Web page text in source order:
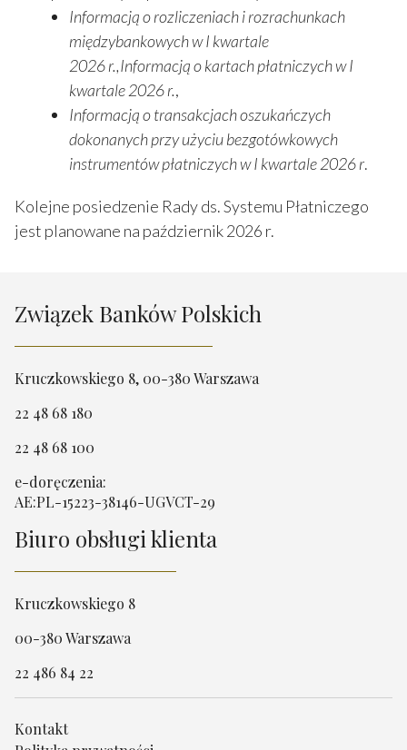
Informacją o rozliczeniach i rozrachunkach
międzybankowych w I kwartale
2026 r.,Informacją o kartach płatniczych w I
kwartale 2026 r.,
Informacją o transakcjach oszukańczych
dokonanych przy użyciu bezgotówkowych
instrumentów płatniczych w I kwartale 2026 r.
Kolejne posiedzenie Rady ds. Systemu Płatniczego
jest planowane na październik 2026 r.
Związek Banków Polskich
Kruczkowskiego 8, 00-380 Warszawa
22 48 68 180
22 48 68 100
e-doręczenia:
AE:PL-15223-38146-UGVCT-29
Biuro obsługi klienta
Kruczkowskiego 8
00-380 Warszawa
22 486 84 22
Kontakt